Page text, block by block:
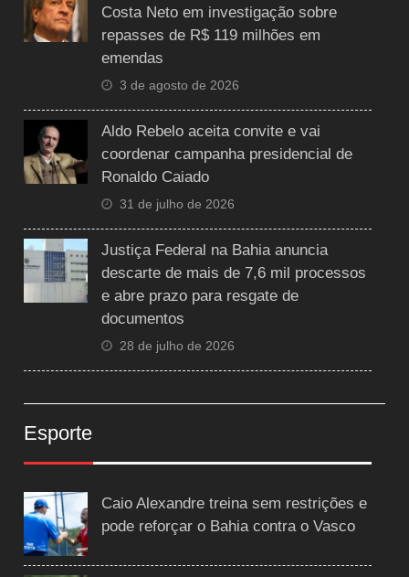
Costa Neto em investigação sobre
repasses de R$ 119 milhões em
emendas
3 de agosto de 2026
Aldo Rebelo aceita convite e vai
coordenar campanha presidencial de
Ronaldo Caiado
31 de julho de 2026
Justiça Federal na Bahia anuncia
descarte de mais de 7,6 mil processos
e abre prazo para resgate de
documentos
28 de julho de 2026
Esporte
Caio Alexandre treina sem restrições e
pode reforçar o Bahia contra o Vasco